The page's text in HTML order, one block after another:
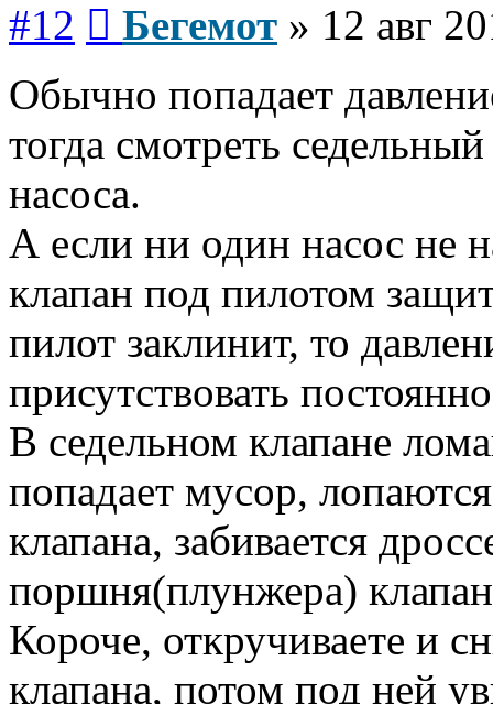
#12 Бегемот » 12 авг
Обычно попадает
тогда смотреть
насоса.
А если ни один насос не
клапан под пилотом
пилот заклинит, то
присутствовать
В седельном клапане
попадает мусор,
клапана, забивается
поршня(плунжера)
Короче, откручиваете и
клапана, потом под ней